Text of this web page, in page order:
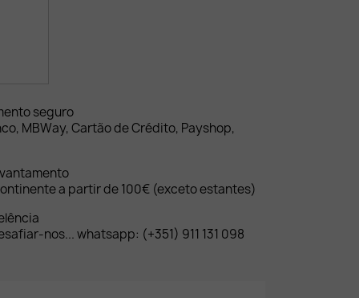
seguro
MBWay, Cartão de Crédito, Payshop,
a partir de 100€ (exceto estantes)
nos... whatsapp: (+351) 911 131 098